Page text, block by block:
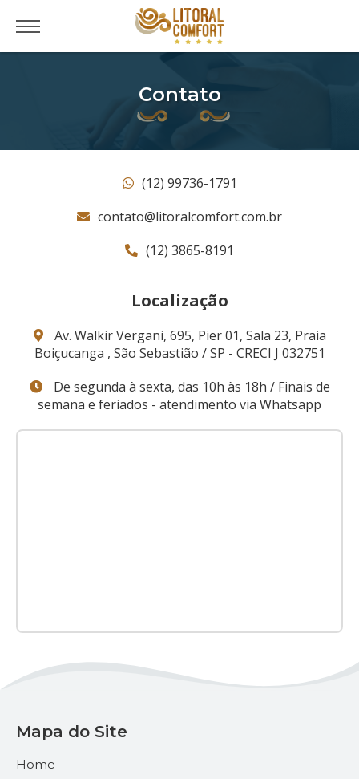
Contato
(12) 99736-1791
contato@litoralcomfort.com.br
(12) 3865-8191
Localização
Av. Walkir Vergani, 695, Pier 01, Sala 23, Praia
Boiçucanga , São Sebastião / SP - CRECI J 032751
De segunda à sexta, das 10h às 18h / Finais de
semana e feriados - atendimento via Whatsapp
Mapa do Site
Home